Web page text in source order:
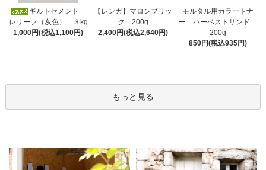
ギルトセメント
レリーフ（灰色） ３kg
1,000円(税込1,100円)
【レンガ】マロンブリッ
ク 200g
2,400円(税込2,640円)
モルタル用カラートナ
ー ハーベストサンド
200g
850円(税込935円)
もっと見る